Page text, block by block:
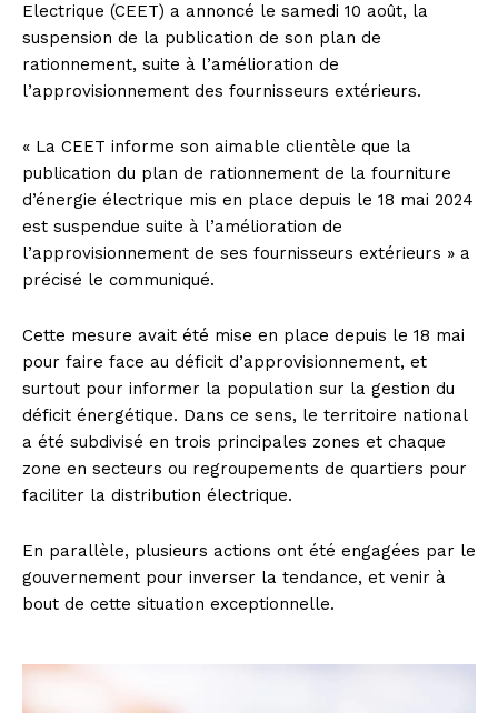
Electrique (CEET) a annoncé le samedi 10 août, la
suspension de la publication de son plan de
rationnement, suite à l’amélioration de
l’approvisionnement des fournisseurs extérieurs.
« La CEET informe son aimable clientèle que la
publication du plan de rationnement de la fourniture
d’énergie électrique mis en place depuis le 18 mai 2024
est suspendue suite à l’amélioration de
l’approvisionnement de ses fournisseurs extérieurs » a
précisé le communiqué.
Cette mesure avait été mise en place depuis le 18 mai
pour faire face au déficit d’approvisionnement, et
surtout pour informer la population sur la gestion du
déficit énergétique. Dans ce sens, le territoire national
a été subdivisé en trois principales zones et chaque
zone en secteurs ou regroupements de quartiers pour
faciliter la distribution électrique.
En parallèle, plusieurs actions ont été engagées par le
gouvernement pour inverser la tendance, et venir à
bout de cette situation exceptionnelle.